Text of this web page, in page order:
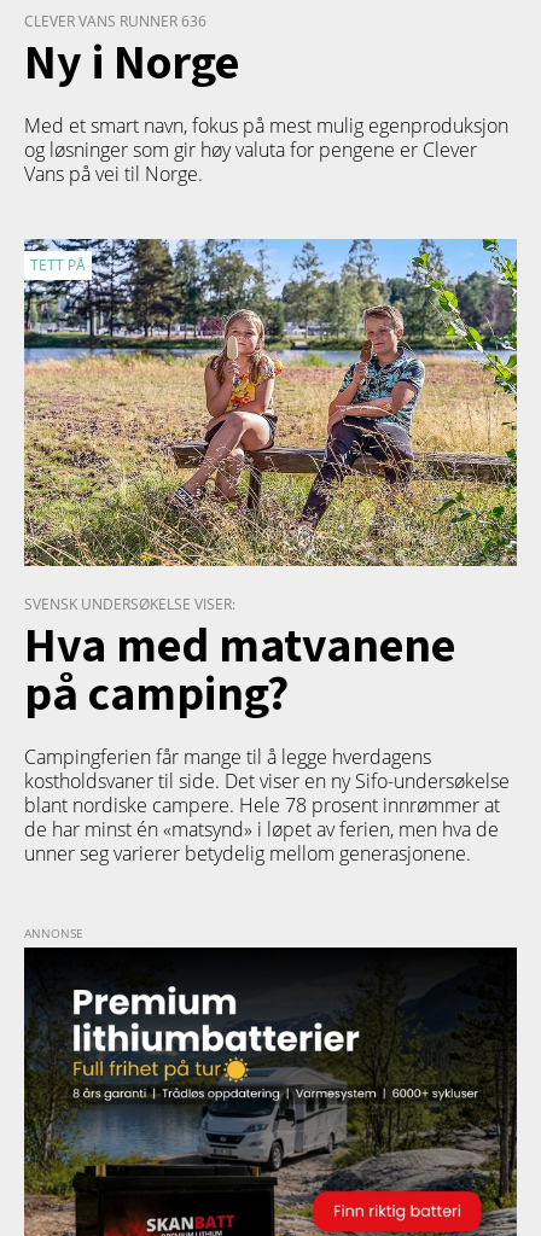
CLEVER VANS RUNNER 636
Ny i Norge
Med et smart navn, fokus på mest mulig egenproduksjon
og løsninger som gir høy valuta for pengene er Clever
Vans på vei til Norge.
TETT PÅ
SVENSK UNDERSØKELSE VISER:
Hva med matvanene
på camping?
Campingferien får mange til å legge hverdagens
kostholdsvaner til side. Det viser en ny Sifo-undersøkelse
blant nordiske campere. Hele 78 prosent innrømmer at
de har minst én «matsynd» i løpet av ferien, men hva de
unner seg varierer betydelig mellom generasjonene.